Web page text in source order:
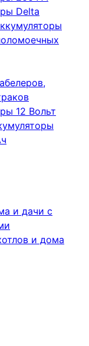
Delta
12 Вольт
и дачи с
и дома